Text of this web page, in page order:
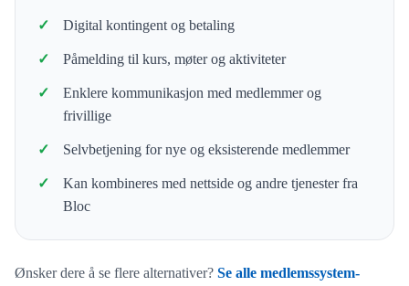
Digital kontingent og betaling
Påmelding til kurs, møter og aktiviteter
Enklere kommunikasjon med medlemmer og
frivillige
Selvbetjening for nye og eksisterende medlemmer
Kan kombineres med nettside og andre tjenester fra
Bloc
Ønsker dere å se flere alternativer? Se alle medlemssystem-